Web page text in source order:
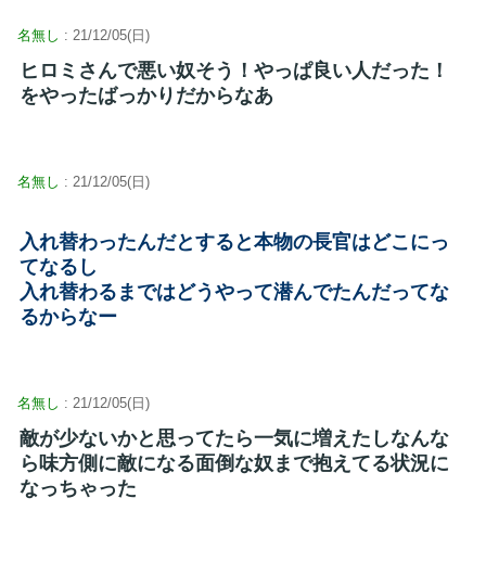
名無し : 21/12/05(日)
ヒロミさんで悪い奴そう！やっぱ良い人だった！
をやったばっかりだからなあ
名無し : 21/12/05(日)
入れ替わったんだとすると本物の長官はどこにっ
てなるし
入れ替わるまではどうやって潜んでたんだってな
るからなー
名無し : 21/12/05(日)
敵が少ないかと思ってたら一気に増えたしなんな
ら味方側に敵になる面倒な奴まで抱えてる状況に
なっちゃった